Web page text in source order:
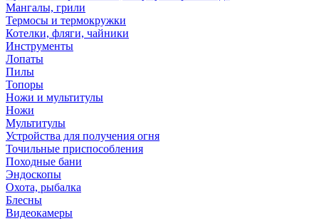
Мангалы, грили
Термосы и термокружки
Котелки, фляги, чайники
Инструменты
Лопаты
Пилы
Топоры
Ножи и мультитулы
Ножи
Мультитулы
Устройства для получения огня
Точильные приспособления
Походные бани
Эндоскопы
Охота, рыбалка
Блесны
Видеокамеры